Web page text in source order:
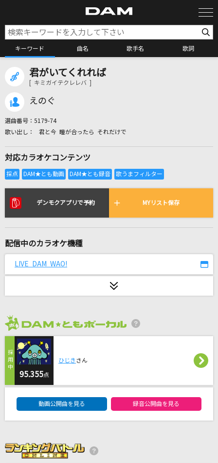
キーワード 曲名 歌手名 歌詞
カラオケ検索
全国りれき
リアルタイムで歌われている曲の一覧
花鳥風月
[生音]ミュージック・アワー
七海うらら
[生音]ごめんね…
[生音]南部のふるさと
福田こうへい
レシピ
timelesz
君がいてくれれば
[ キミガイテクレレバ ]
えのぐ
選曲番号： 5179-74
君と今 瞳が合ったら それだけで
対応カラオケコンテンツ
デンモクアプリで予約 MYリスト保存
配信中のカラオケ機種
LIVE DAM WAO!
95.355点
ひじき さん
動画公開曲を見る 録音公開曲を見る